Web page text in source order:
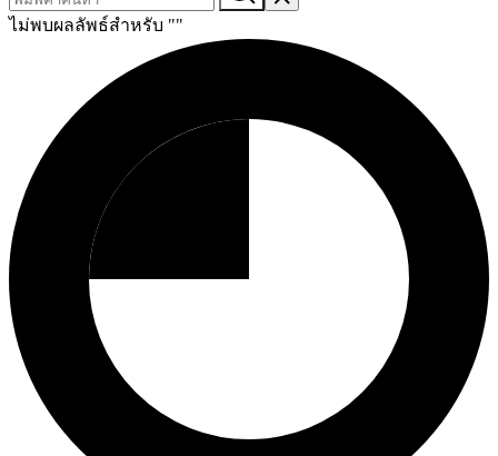
ไม่พบผลลัพธ์สำหรับ ""